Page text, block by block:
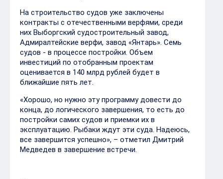
На строительство судов уже заключены
контракты с отечественными верфями, среди
них Выборгский судостроительный завод,
Адмиралтейские верфи, завод «Янтарь». Семь
судов - в процессе постройки. Объем
инвестиций по отобранным проектам
оценивается в 140 млрд рублей будет в
ближайшие пять лет.
«Хорошо, но нужно эту программу довести до
конца, до логического завершения, то есть до
постройки самих судов и приемки их в
эксплуатацию. Рыбаки ждут эти суда. Надеюсь,
все завершится успешно», – отметил Дмитрий
Медведев в завершение встречи.